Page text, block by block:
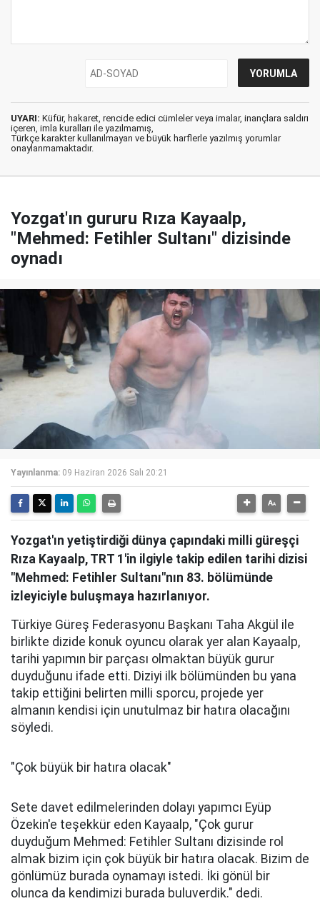
UYARI: Küfür, hakaret, rencide edici cümleler veya imalar, inançlara saldırı
içeren, imla kuralları ile yazılmamış,
Türkçe karakter kullanılmayan ve büyük harflerle yazılmış yorumlar
onaylanmamaktadır.
Yozgat'ın gururu Rıza Kayaalp,
"Mehmed: Fetihler Sultanı" dizisinde
oynadı
Yayınlanma: 09 Haziran 2026 Salı 20:21
Yozgat'ın yetiştirdiği dünya çapındaki milli güreşçi
Rıza Kayaalp, TRT 1'in ilgiyle takip edilen tarihi dizisi
"Mehmed: Fetihler Sultanı"nın 83. bölümünde
izleyiciyle buluşmaya hazırlanıyor.
Türkiye Güreş Federasyonu Başkanı Taha Akgül ile
birlikte dizide konuk oyuncu olarak yer alan Kayaalp,
tarihi yapımın bir parçası olmaktan büyük gurur
duyduğunu ifade etti. Diziyi ilk bölümünden bu yana
takip ettiğini belirten milli sporcu, projede yer
almanın kendisi için unutulmaz bir hatıra olacağını
söyledi.
"Çok büyük bir hatıra olacak"
Sete davet edilmelerinden dolayı yapımcı Eyüp
Özekin'e teşekkür eden Kayaalp, "Çok gurur
duyduğum Mehmed: Fetihler Sultanı dizisinde rol
almak bizim için çok büyük bir hatıra olacak. Bizim de
gönlümüz burada oynamayı istedi. İki gönül bir
olunca da kendimizi burada buluverdik." dedi.